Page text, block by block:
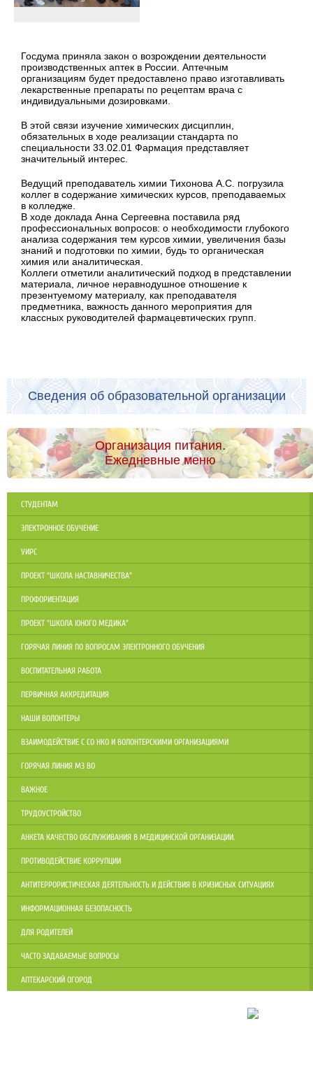
Госдума приняла закон о возрождении деятельности
производственных аптек в России. Аптечным
организациям будет предоставлено право изготавливать
лекарственные препараты по рецептам врача с
индивидуальными дозировками.
В этой связи изучение химических дисциплин,
обязательных в ходе реализации стандарта по
специальности 33.02.01 Фармация представляет
значительный интерес.
Ведущий преподаватель химии Тихонова А.С. погрузила
коллег в содержание химических курсов, преподаваемых
в колледже.
В ходе доклада Анна Сергеевна поставила ряд
профессиональных вопросов: о необходимости глубокого
анализа содержания тем курсов химии, увеличения базы
знаний и подготовки по химии, будь то органическая
химия или аналитическая.
Коллеги отметили аналитический подход в представлении
материала, личное неравнодушное отношение к
презентуемому материалу, как преподавателя
предметника, важность данного мероприятия для
классных руководителей фармацевтических групп.
Сведения об образовательной организации
Организация питания.
Ежедневные меню
СТУДЕНТАМ
ЭЛЕКТРОННОЕ ОБУЧЕНИЕ
УИРС
ПРОЕКТ "ШКОЛА НАСТАВНИЧЕСТВА"
ПРОФОРИЕНТАЦИЯ
ПРОЕКТ "ШКОЛА ЮНОГО МЕДИКА"
ГОРЯЧАЯ ЛИНИЯ ПО ВОПРОСАМ ЭЛЕКТРОННОГО ОБУЧЕНИЯ
ВОСПИТАТЕЛЬНАЯ РАБОТА
ПЕРВИЧНАЯ АККРЕДИТАЦИЯ
НАШИ ВОЛОНТЕРЫ
ВЗАИМОДЕЙСТВИЕ С СО НКО И ВОЛОНТЕРСКИМИ ОРГАНИЗАЦИЯМИ
ГОРЯЧАЯ ЛИНИЯ МЗ ВО
ВАЖНОЕ
ТРУДОУСТРОЙСТВО
АНКЕТА КАЧЕСТВО ОБСЛУЖИВАНИЯ В МЕДИЦИНСКОЙ ОРГАНИЗАЦИИ.
ПРОТИВОДЕЙСТВИЕ КОРРУПЦИИ
АНТИТЕРРОРИСТИЧЕСКАЯ ДЕЯТЕЛЬНОСТЬ И ДЕЙСТВИЯ В КРИЗИСНЫХ СИТУАЦИЯХ
ИНФОРМАЦИОННАЯ БЕЗОПАСНОСТЬ
ДЛЯ РОДИТЕЛЕЙ
ЧАСТО ЗАДАВАЕМЫЕ ВОПРОСЫ
АПТЕКАРСКИЙ ОГОРОД